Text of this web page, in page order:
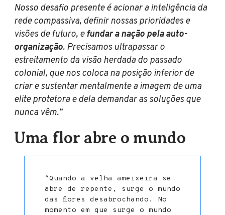
Nosso desafio presente é acionar a inteligência da
rede compassiva, definir nossas prioridades e
visões de futuro, efundar a nação pela auto-
organização. Precisamos ultrapassar o
estreitamento da visão herdada do passado
colonial, que nos coloca na posição inferior de
criar e sustentar mentalmente a imagem de uma
elite protetora e dela demandar as soluções que
nunca vêm.”
Uma flor abre o mundo
“Quando a velha ameixeira se
abre de repente, surge o mundo
das flores desabrochando. No
momento em que surge o mundo